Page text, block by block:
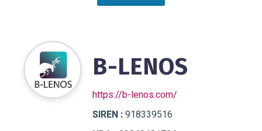
B-LENOS
https://b-lenos.com/
SIREN :918339516